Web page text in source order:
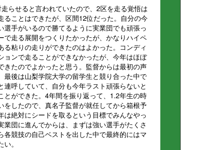
らせると言われていたので、2区を走る覚悟は
ことはできたが、区間12位だった。自分の今
手がいるので勝てるように実業団でも頑張っ
走る展開をつくりたかったが、かなりハイペ
粘りの走りができたのはよかった。コンディ
ンで走ることができなかったが、今年はほぼ
たのでよかったと思う。監督からは最初の声
後は山梨学院大学の留学生と競り合った中で
呼していて、自分も今年ラスト頑張らないと
ができた。4年間を振り返って、1.2年生の時
したので、真名子監督が就任してから箱根予
絶対にシードを取るという目標でみんなやっ
団に進んでからは、まずは強い選手がたくさ
競技の自己ベストを出した中で最終的にはマ
。